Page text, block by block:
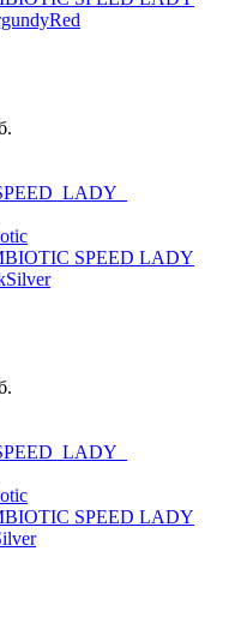
SPEED LADY
SPEED LADY